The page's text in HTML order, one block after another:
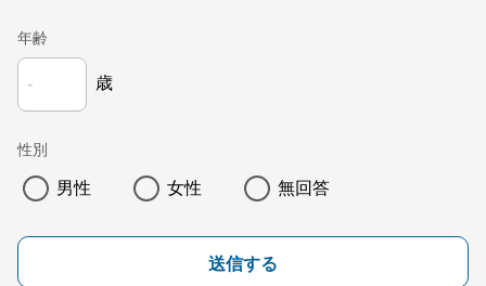
年齢
歳
性別
男性 女性 無回答
送信する